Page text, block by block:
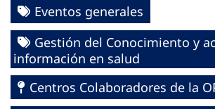
Eventos generales
Gestión del Conocimiento y
información en salud
Centros Colaboradores de la